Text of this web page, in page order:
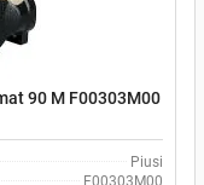
90 M F00303M00
Piusi
F00303M00